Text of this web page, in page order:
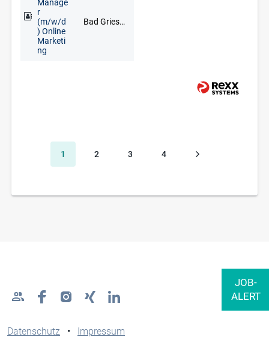
Manage
r
(m/w/d
) Online
Marketi
ng
Bad Griesbach im Rottal, Deggendorf, Freyung, Grafenau, Regen, Straubing
1 2 3 4
Datenschutz • Impressum